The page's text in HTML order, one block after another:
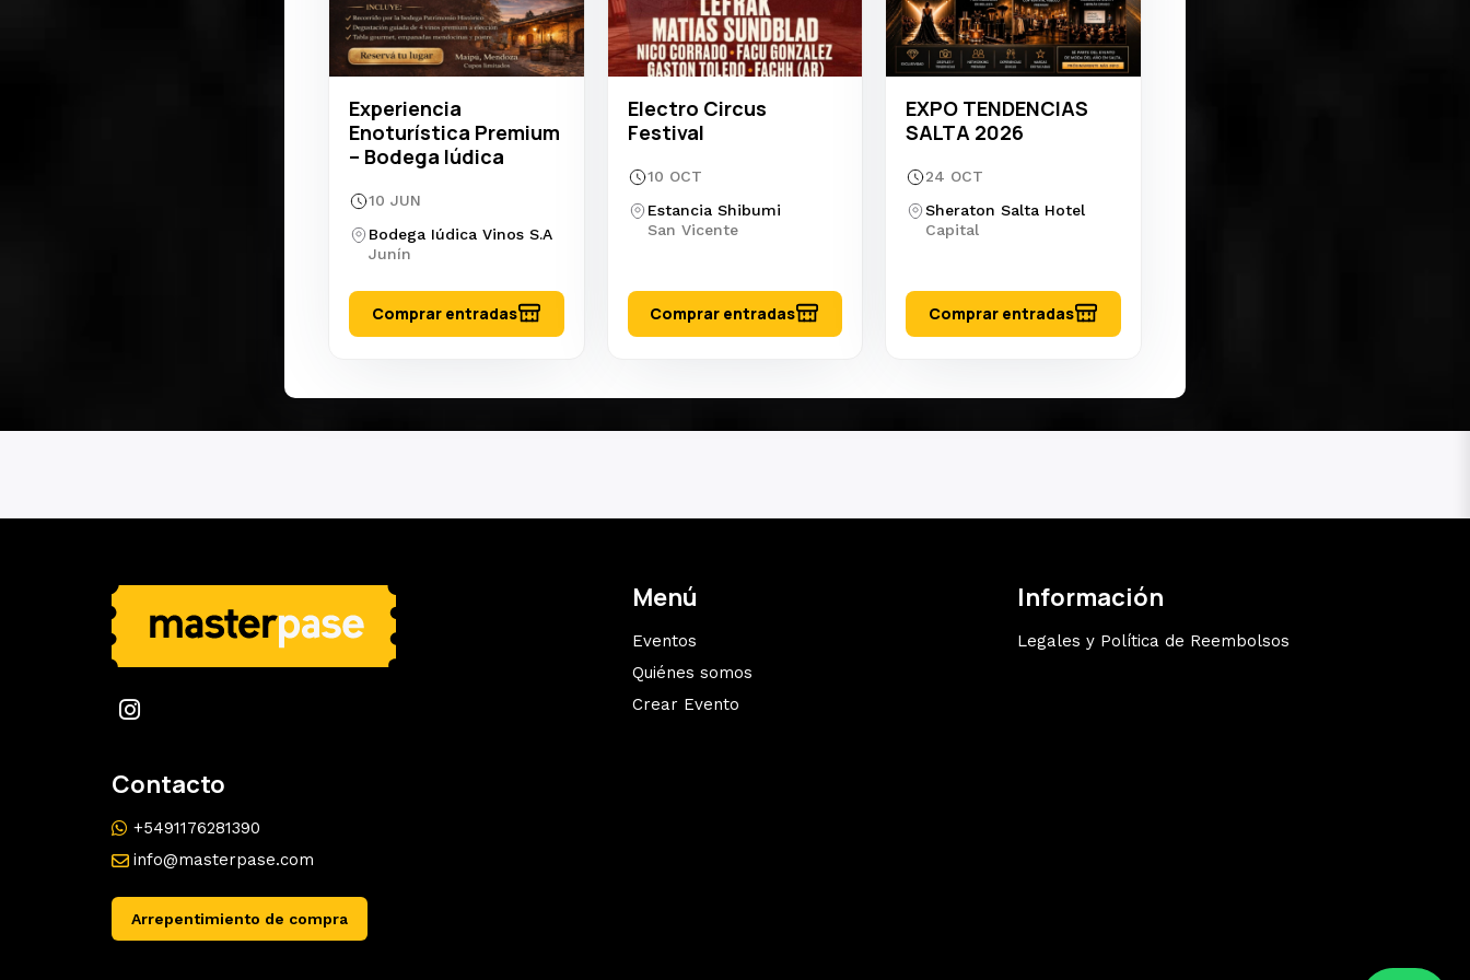
👥Salida FULL – 6 personas
💵 $299.000 por persona
💰 Total experiencia:$1.794.000
🎟 La compra corresponde a un voucher abierto válido para una experiencia en la fecha que elijas y
corresponde al 35% del total; El restante se abona el día de la pesca.
📆 La fecha se coordina posteriormente a la compra, según disponibilidad del productor y
condiciones climáticas.
Una vez realizada la compra (seña del 35%), el equipo se contactará para coordinar la experiencia.
✔ Escapadas con amigos
✔ Regalos especiales
✔ Celebraciones
Cupos limitados.
Experiencia
Enoturística Premium
– Bodega Iúdica
10 JUN
Bodega Iúdica Vinos S.A
Junín
Comprar entradas
Electro Circus
Festival
10 OCT
Estancia Shibumi
San Vicente
Comprar entradas
EXPO TENDENCIAS
SALTA 2026
24 OCT
Sheraton Salta Hotel
Capital
Comprar entradas
Menú
Eventos
Quiénes somos
Crear Evento
Información
Legales y Política de Reembolsos
Contacto
+5491176281390
info@masterpase.com
Arrepentimiento de compra